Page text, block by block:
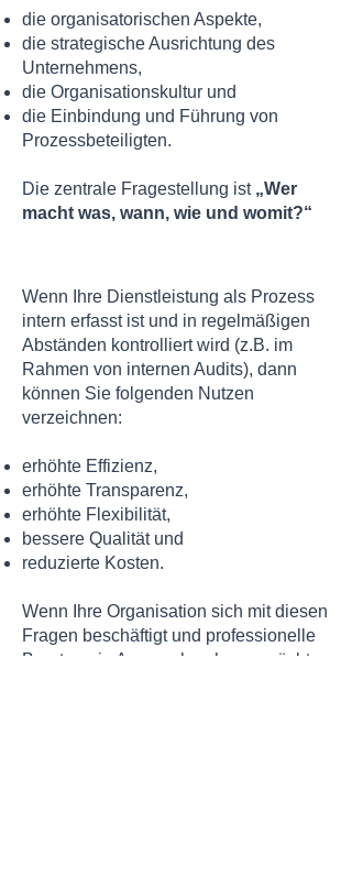
die organisatorischen Aspekte,
die strategische Ausrichtung des
Unternehmens,
die Organisationskultur und
die Einbindung und Führung von
Prozessbeteiligten.
Die zentrale Fragestellung ist „Wer
macht was, wann, wie und womit?“
Wenn Ihre Dienstleistung als Prozess
intern erfasst ist und in regelmäßigen
Abständen kontrolliert wird (z.B. im
Rahmen von internen Audits), dann
können Sie folgenden Nutzen
verzeichnen:
erhöhte Effizienz,
erhöhte Transparenz,
erhöhte Flexibilität,
bessere Qualität und
reduzierte Kosten.
Wenn Ihre Organisation sich mit diesen
Fragen beschäftigt und professionelle
Beratung in Anspruch nehmen möchte,